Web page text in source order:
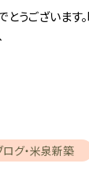
うございます
ログ 米泉新築